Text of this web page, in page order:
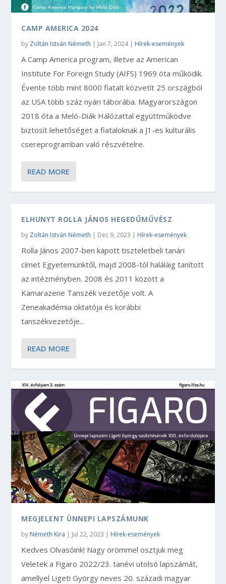
CAMP AMERICA 2024
by Zoltán István Németh | Jan 7, 2024| Hírek-események
A Camp America program, illetve az American
Institute For Foreign Study (AIFS) 1969 óta működik.
Évente több mint 8000 fiatalt közvetít 25 országból
az USA több száz nyári táborába. Magyarországon
2018 óta a Meló-Diák Hálózattal együttműködve
biztosít lehetőséget a fiataloknak a J1-es kulturális
csereprogramban való részvételre.
READ MORE
ELHUNYT ROLLA JÁNOS HEGEDŰMŰVÉSZ
by Zoltán István Németh | Dec 9, 2023 | Hírek-események
Rolla János 2007-ben kapott tiszteletbeli tanári
címet Egyetemünktől, majd 2008-tól haláláig tanított
az intézményben. 2008 és 2011 között a
Kamarazene Tanszék vezetője volt. A
Zeneakadémia oktatója és korábbi
tanszékvezetője...
READ MORE
MEGJELENT ÜNNEPI LAPSZÁMUNK
by Németh Kira | Jul 22, 2023 | Hírek-események
Kedves Olvasóink! Nagy örömmel osztjuk meg
Veletek a Figaro 2022/23. tanévi utolsó lapszámát,
amellyel Ligeti György neves 20. századi magyar